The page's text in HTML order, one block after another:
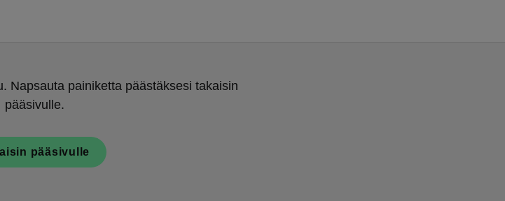
Napsauta painiketta päästäksesi takaisin
pääsivulle.
pääsivulle